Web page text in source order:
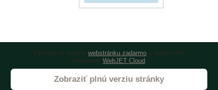
Vytvorte si vlastnú webstránku zadarmo s redakčným
systémom WebJET Cloud.
Zobraziť plnú verziu stránky